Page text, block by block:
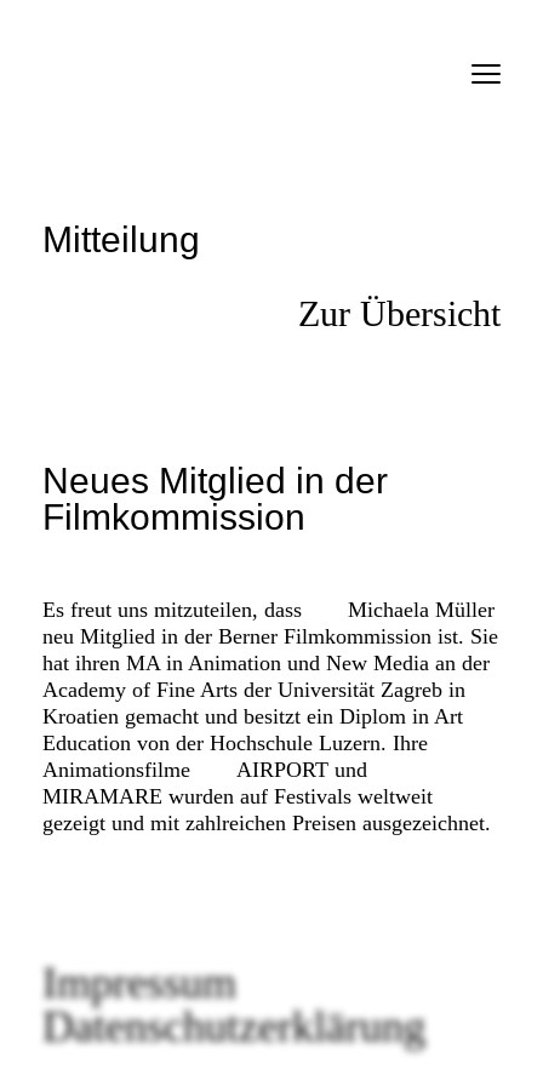
Inserate
Anmelden SMDb
Kontakt
Film Commission Bern
Mitteilung
Zur Übersicht
Neues Mitglied in der
Filmkommission
Es freut uns mitzuteilen, dass
Michaela Müller
neu Mitglied in der Berner Filmkommission ist. Sie
hat ihren MA in Animation und New Media an der
Academy of Fine Arts der Universität Zagreb in
Kroatien gemacht und besitzt ein Diplom in Art
Education von der Hochschule Luzern. Ihre
Animationsfilme
AIRPORT und
MIRAMARE wurden auf Festivals weltweit
gezeigt und mit zahlreichen Preisen ausgezeichnet.
Impressum
Datenschutzerklärung